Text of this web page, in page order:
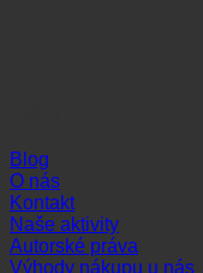
Blog
O nás
Kontakt
Naše aktivity
Autorské práva
Výhody nákupu u nás